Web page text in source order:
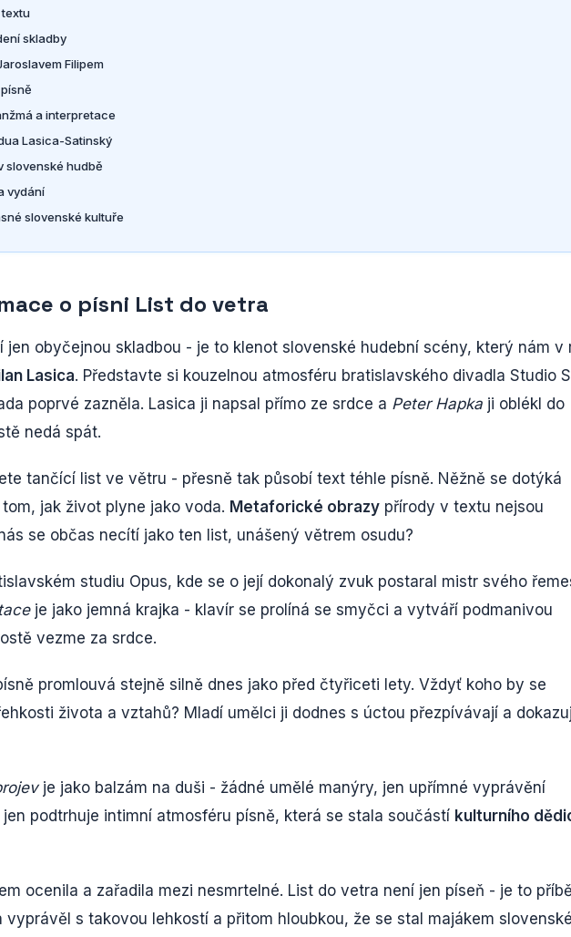
skladby
Filipem
a interpretace
Lasica-Satinský
slovenské hudbě
vydání
slovenské kultuře
o písni List do vetra
jen obyčejnou skladbou - je to klenot slovenské hudební scény, který nám v
Lasica. Představte si kouzelnou atmosféru bratislavského divadla Studio
poprvé zazněla. Lasica ji napsal přímo ze srdce a Peter Hapka ji oblékl do
nedá spát.
tančící list ve větru - přesně tak působí text téhle písně. Něžně se dotýká
jak život plyne jako voda. Metaforické obrazy přírody v textu nejsou
se občas necítí jako ten list, unášený větrem osudu?
studiu Opus, kde se o její dokonalý zvuk postaral mistr svého
je jako jemná krajka - klavír se prolíná se smyčci a vytváří podmanivou
vezme za srdce.
promlouvá stejně silně dnes jako před čtyřiceti lety. Vždyť koho by se
života a vztahů? Mladí umělci ji dodnes s úctou přezpívávají a
je jako balzám na duši - žádné umělé manýry, jen upřímné vyprávění
podtrhuje intimní atmosféru písně, která se stala součástí kulturního
ocenila a zařadila mezi nesmrtelné. List do vetra není jen píseň - je to
s takovou lehkostí a přitom hloubkou, že se stal majákem slovenské